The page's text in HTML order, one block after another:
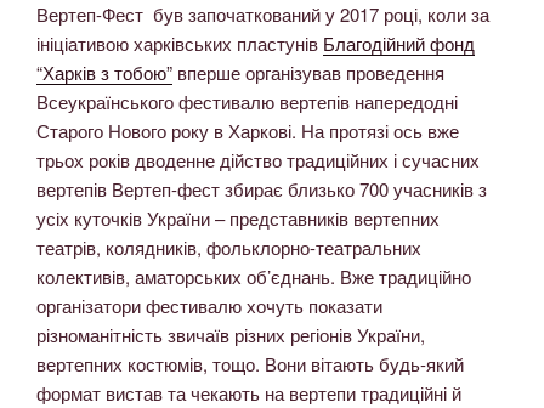
Вертеп-Фест був започаткований у 2017 році, коли за
ініціативою харківських пластунів Благодійний фонд
“Харків з тобою” вперше організував проведення
Всеукраїнського фестивалю вертепів напередодні
Старого Нового року в Харкові. На протязі ось вже
трьох років дводенне дійство традиційних і сучасних
вертепів Вертеп-фест збирає близько 700 учасників з
усіх куточків України – представників вертепних
театрів, колядників, фольклорно-театральних
колективів, аматорських об’єднань. Вже традиційно
організатори фестивалю хочуть показати
різноманітність звичаїв різних регіонів України,
вертепних костюмів, тощо. Вони вітають будь-який
формат вистав та чекають на вертепи традиційні й